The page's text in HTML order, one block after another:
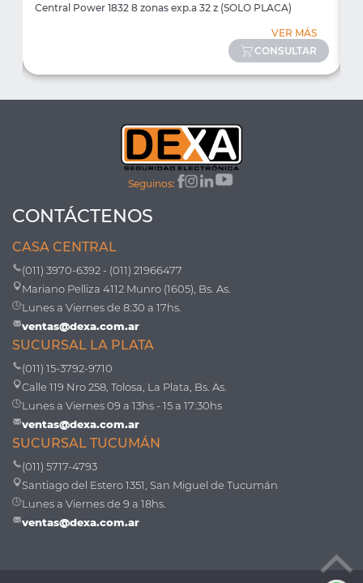
Central Power 1832 8 zonas exp.a 32 z (SOLO PLACA)
VER MÁS
CONSULTAR
Seguinos:
CONTÁCTENOS
CASA CENTRAL
(011) 3970-6392 - (011) 21966477
Mariano Pelliza 4112 Munro (1605), Bs. As.
Lunes a Viernes de 8:30 a 17hs.
ventas@dexa.com.ar
SUCURSAL LA PLATA
(011) 15-3792-9710
Calle 119 Nro 258, Tolosa, La Plata, Bs. As.
Lunes a Viernes 09 a 13hs - 15 a 17:30hs
ventas@dexa.com.ar
SUCURSAL TUCUMÁN
(011) 5717-4793
Santiago del Estero 1351, San Miguel de Tucumán
Lunes a Viernes de 9 a 18hs.
ventas@dexa.com.ar